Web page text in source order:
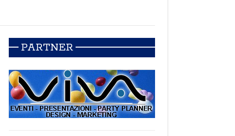
PARTNER